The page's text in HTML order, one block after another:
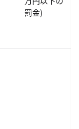
罰金)